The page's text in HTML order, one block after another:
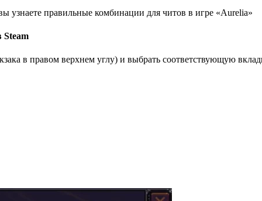
узнаете правильные комбинации для читов в игре «Aurelia»
Steam
в правом верхнем углу) и выбрать соответствующую